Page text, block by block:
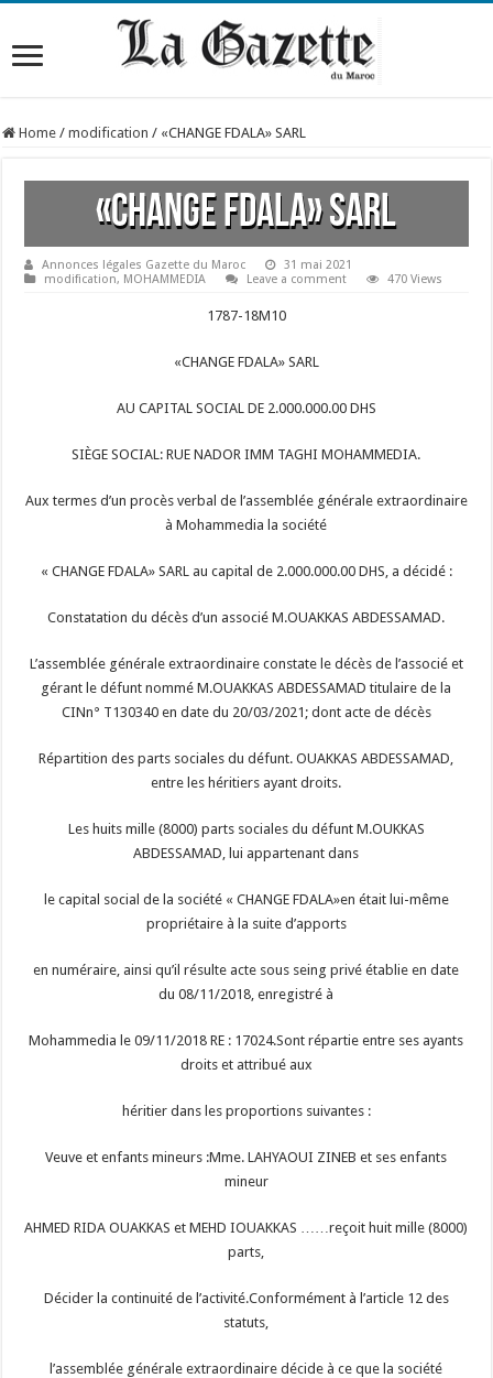
Home / modification / «CHANGE FDALA» SARL
«CHANGE FDALA» SARL
Annonces légales Gazette du Maroc
31 mai 2021
modification, MOHAMMEDIA Leave a comment 470 Views
1787-18M10
«CHANGE FDALA» SARL
AU CAPITAL SOCIAL DE 2.000.000.00 DHS
SIÈGE SOCIAL: RUE NADOR IMM TAGHI MOHAMMEDIA.
Aux termes d’un procès verbal de l’assemblée générale extraordinaire
à Mohammedia la société
« CHANGE FDALA» SARL au capital de 2.000.000.00 DHS, a décidé :
Constatation du décès d’un associé M.OUAKKAS ABDESSAMAD.
L’assemblée générale extraordinaire constate le décès de l’associé et
gérant le défunt nommé M.OUAKKAS ABDESSAMAD titulaire de la
CINn° T130340 en date du 20/03/2021; dont acte de décès
Répartition des parts sociales du défunt. OUAKKAS ABDESSAMAD,
entre les héritiers ayant droits.
Les huits mille (8000) parts sociales du défunt M.OUKKAS
ABDESSAMAD, lui appartenant dans
le capital social de la société « CHANGE FDALA»en était lui-même
propriétaire à la suite d’apports
en numéraire, ainsi qu’il résulte acte sous seing privé établie en date
du 08/11/2018, enregistré à
Mohammedia le 09/11/2018 RE : 17024.Sont répartie entre ses ayants
droits et attribué aux
héritier dans les proportions suivantes :
Veuve et enfants mineurs :Mme. LAHYAOUI ZINEB et ses enfants
mineur
AHMED RIDA OUAKKAS et MEHD IOUAKKAS ……reçoit huit mille (8000)
parts,
Décider la continuité de l’activité.Conformément à l’article 12 des
statuts,
l’assemblée générale extraordinaire décide à ce que la société